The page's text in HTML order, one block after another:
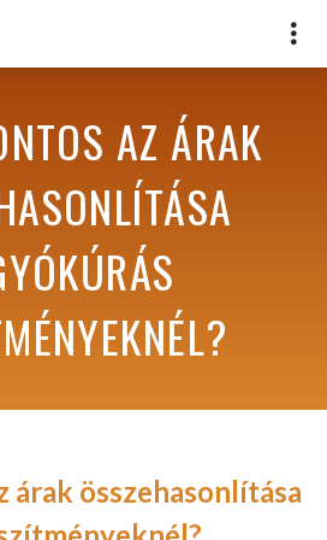
AZ ÁRAK
összehasonlítása